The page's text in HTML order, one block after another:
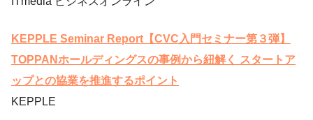
KEPPLE Seminar Report【CVC入門セミナー第３弾】
TOPPANホールディングスの事例から紐解く スタートア
ップとの協業を推進するポイント
KEPPLE